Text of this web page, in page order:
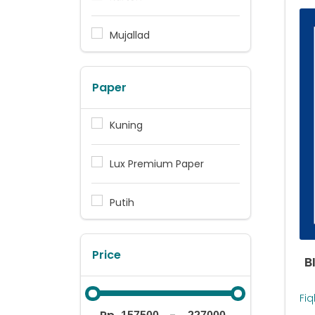
Mujallad
Paper
Kuning
Lux Premium Paper
Putih
Price